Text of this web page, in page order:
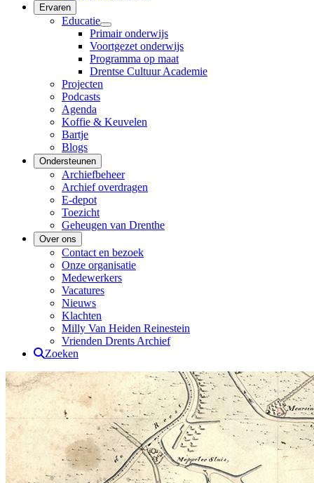
Ervaren
Educatie
Primair onderwijs
Voortgezet onderwijs
Programma op maat
Drentse Cultuur Academie
Projecten
Podcasts
Agenda
Koffie & Keuvelen
Bartje
Blogs
Ondersteunen
Archiefbeheer
Archief overdragen
E-depot
Toezicht
Geheugen van Drenthe
Over ons
Contact en bezoek
Onze organisatie
Medewerkers
Vacatures
Nieuws
Klachten
Milly Van Heiden Reinestein
Vrienden Drents Archief
Zoeken
Drents Archief